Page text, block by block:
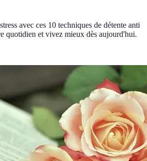
avec ces 10 techniques de détente anti
quotidien et vivez mieux dès aujourd'hui.